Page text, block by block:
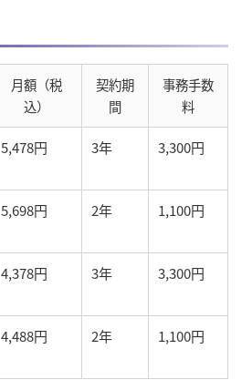
月額（税
込）
契約期
間
事務手数
料
5,478円 3年 3,300円
5,698円 2年 1,100円
4,378円 3年 3,300円
4,488円 2年 1,100円